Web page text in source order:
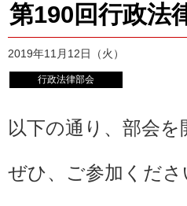
第190回行政法
2019年11月12日（火）
行政法律部会
以下の通り、部会を
ぜひ、ご参加くださ